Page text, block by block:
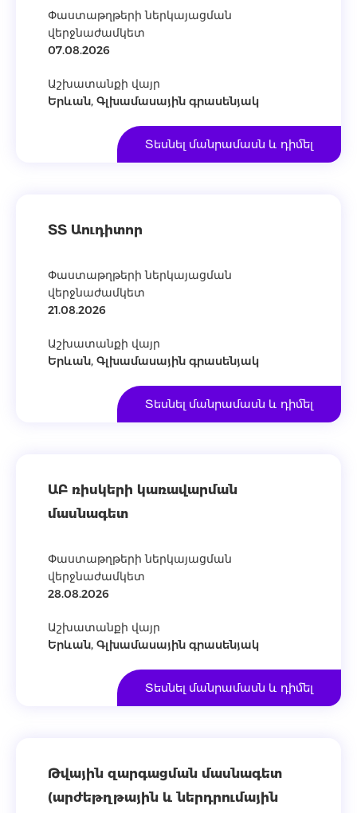
Փաստաթղթերի ներկայացման
վերջնաժամկետ
07.08.2026
Աշխատանքի վայր
Երևան, Գլխամասային գրասենյակ
Տեսնել մանրամասն և դիմել
ՏՏ Աուդիտոր
Փաստաթղթերի ներկայացման
վերջնաժամկետ
21.08.2026
Աշխատանքի վայր
Երևան, Գլխամասային գրասենյակ
Տեսնել մանրամասն և դիմել
ԱԲ ռիսկերի կառավարման
մասնագետ
Փաստաթղթերի ներկայացման
վերջնաժամկետ
28.08.2026
Աշխատանքի վայր
Երևան, Գլխամասային գրասենյակ
Տեսնել մանրամասն և դիմել
Թվային զարգացման մասնագետ
(արժեթղթային և ներդրումային